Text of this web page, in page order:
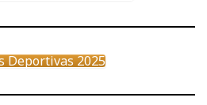
Deportivas 2025